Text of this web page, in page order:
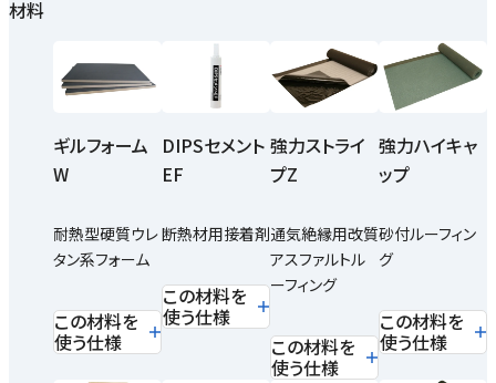
材料
ギルフォーム
W
耐熱型硬質ウレ
タン系フォーム
この材料を
使う仕様
DIPSセメント
EF
断熱材用接着剤
この材料を
使う仕様
強力ストライ
プZ
通気絶縁用改質
アスファルトル
ーフィング
この材料を
使う仕様
強力ハイキャ
ップ
砂付ルーフィン
グ
この材料を
使う仕様